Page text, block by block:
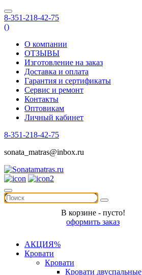
8-351-218-42-75
()
О компании
ОТЗЫВЫ
Изготовление на заказ
Доставка и оплата
Гарантия и сертификаты
Сервис и ремонт
Контакты
Оптовикам
Личный кабинет
8-351-218-42-75
sonata_matras@inbox.ru
В корзине - пусто!
оформить заказ
АКЦИЯ%
Кровати
Кровати
Кровати двуспальные